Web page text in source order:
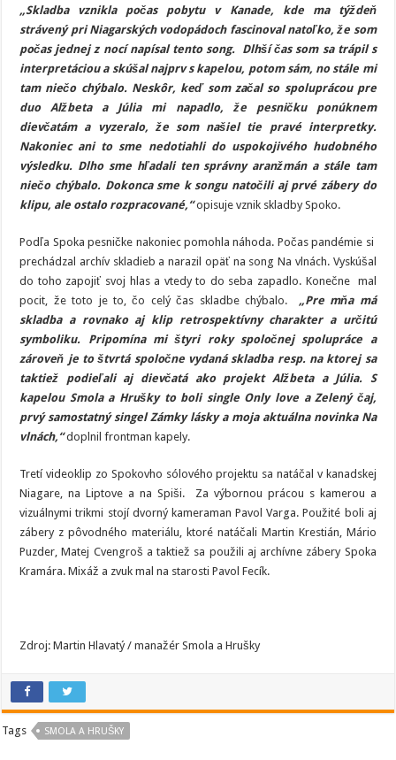
„Skladba vznikla počas pobytu v Kanade, kde ma týždeň
strávený pri Niagarských vodopádoch fascinoval natoľko, že som
počas jednej z nocí napísal tento song. Dlhší čas som sa trápil s
interpretáciou a skúšal najprv s kapelou, potom sám, no stále mi
tam niečo chýbalo. Neskôr, keď som začal so spoluprácou pre
duo Alžbeta a Júlia mi napadlo, že pesničku ponúknem
dievčatám a vyzeralo, že som našiel tie pravé interpretky.
Nakoniec ani to sme nedotiahli do uspokojivého hudobného
výsledku. Dlho sme hľadali ten správny aranžmán a stále tam
niečo chýbalo. Dokonca sme k songu natočili aj prvé zábery do
klipu, ale ostalo rozpracované,“ opisuje vznik skladby Spoko.
Podľa Spoka pesničke nakoniec pomohla náhoda. Počas pandémie si
prechádzal archív skladieb a narazil opäť na song Na vlnách. Vyskúšal
do toho zapojiť svoj hlas a vtedy to do seba zapadlo. Konečne mal
pocit, že toto je to, čo celý čas skladbe chýbalo. „Pre mňa má
skladba a rovnako aj klip retrospektívny charakter a určitú
symboliku. Pripomína mi štyri roky spoločnej spolupráce a
zároveň je to štvrtá spoločne vydaná skladba resp. na ktorej sa
taktiež podieľali aj dievčatá ako projekt Alžbeta a Júlia. S
kapelou Smola a Hrušky to boli single Only love a Zelený čaj,
prvý samostatný singel Zámky lásky a moja aktuálna novinka Na
vlnách,“doplnil frontman kapely.
Tretí videoklip zo Spokovho sólového projektu sa natáčal v kanadskej
Niagare, na Liptove a na Spiši. Za výbornou prácou s kamerou a
vizuálnymi trikmi stojí dvorný kameraman Pavol Varga. Použité boli aj
zábery z pôvodného materiálu, ktoré natáčali Martin Krestián, Mário
Puzder, Matej Cvengroš a taktiež sa použili aj archívne zábery Spoka
Kramára. Mixáž a zvuk mal na starosti Pavol Fecík.
Zdroj: Martin Hlavatý / manažér Smola a Hrušky
Tags SMOLA A HRUŠKY